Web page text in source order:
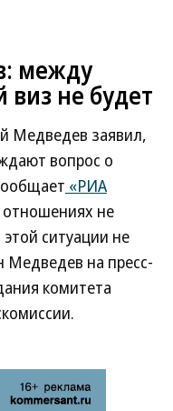
между
виз не будет
Медведев заявил,
вопрос о
«РИА
не
ситуации не
Медведев на пресс-
комитета